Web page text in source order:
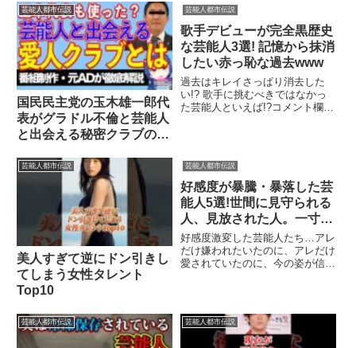
芸能人都市伝説
国民民主党の玉木雄一郎代
表がグラドル不倫と芸能人
と出会える秘密クラブの存
作・元ＡＤが考察】
芸能人都市伝説
歌手デビューが完全黒歴史
な芸能人3選! 記憶から抹消
したい赤っ恥な過去www
過去はキレイさっぱり消去した
い!? 歌手に挑むべきではなかっ
た芸能人といえば!?コメント欄に
芸能人都市伝説
美人すぎて逆にドン引きし
てしまう女性タレント
Top10
芸能人都市伝説
好感度が暴騰・暴落した芸
能人5選!世間に見守られる
人、見放された人。一寸先
は闇…
好感度激変した芸能人たち…アレ
だけ嫌われたいたのに、アレだけ
愛されていたのに、今の姿が信じ
芸能人都市伝説 芸能人都市伝説